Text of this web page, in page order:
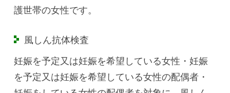
護世帯の女性です。
風しん抗体検査
妊娠を予定又は妊娠を希望している女性・妊娠
を予定又は妊娠を希望している女性の配偶者・